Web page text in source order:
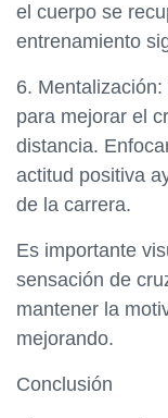
el cuerpo se
entrenamiento
6.
para mejorar el
distancia.
actitud positiva
de la carrera.
Es importante
sensación de
mantener la
mejorando.
Conclusión